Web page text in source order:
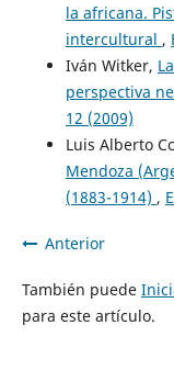
la africana.
intercultural ,
Iván Witker,
perspectiva
12 (2009)
Luis Alberto
Mendoza
(1883-1914) ,
Anterior
También puede
para este artículo.